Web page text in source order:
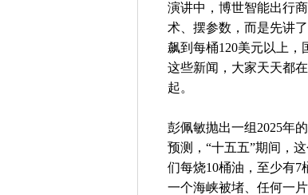
演讲中，博世智能出行
术、摆参数，而是先讲
飙到每桶120美元以上，
这些新闻，大家天天都
起。
彭佩敏抛出一组2025年
预测，“十五五”期间，
们每烧10桶油，至少有
一个海峡被堵、任何一